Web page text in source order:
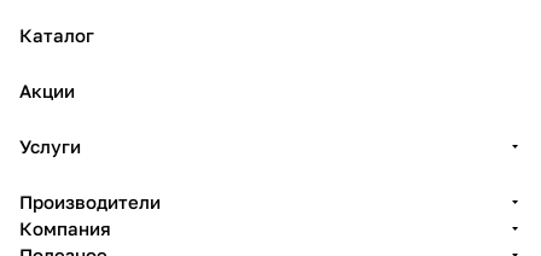
Каталог
Акции
Услуги
Производители
Компания